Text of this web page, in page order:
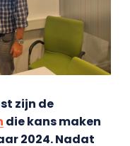
zijn de
die kans maken
2024. Nadat